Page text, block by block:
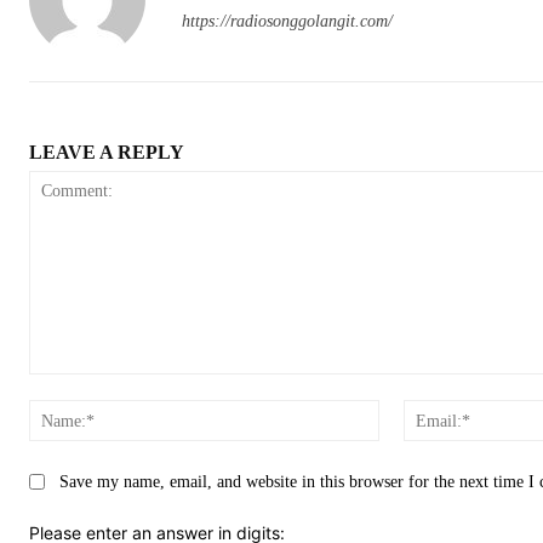
https://radiosonggolangit.com/
LEAVE A REPLY
Name:*
Save my name, email, and website in this browser for the next time I
Please enter an answer in digits: